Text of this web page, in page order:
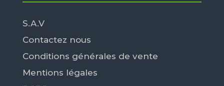
S.A.V
Contactez nous
Conditions générales de vente
Mentions légales